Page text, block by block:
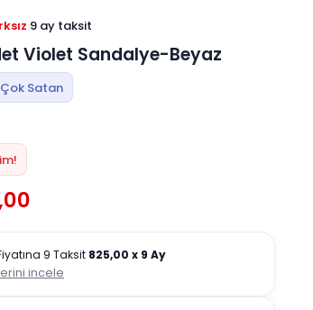
9 ay taksit
Violet Sandalye-Beyaz
Çok Satan
9 Taksit 825,00 x 9 Ay
incele